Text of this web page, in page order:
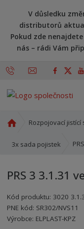
V důsledku
distributorů
Pokud zde
nás – rádi Vám
o
í
t
r
a
Rozpojovací jistící
3x sada pojistek
PRS 3 3.1.31
Kód produktu: 3020
PNE kód: SR302/NVS11
Kód výrobce:
Kód dodavatele:
Výrobce: ELPLAST-KPZ